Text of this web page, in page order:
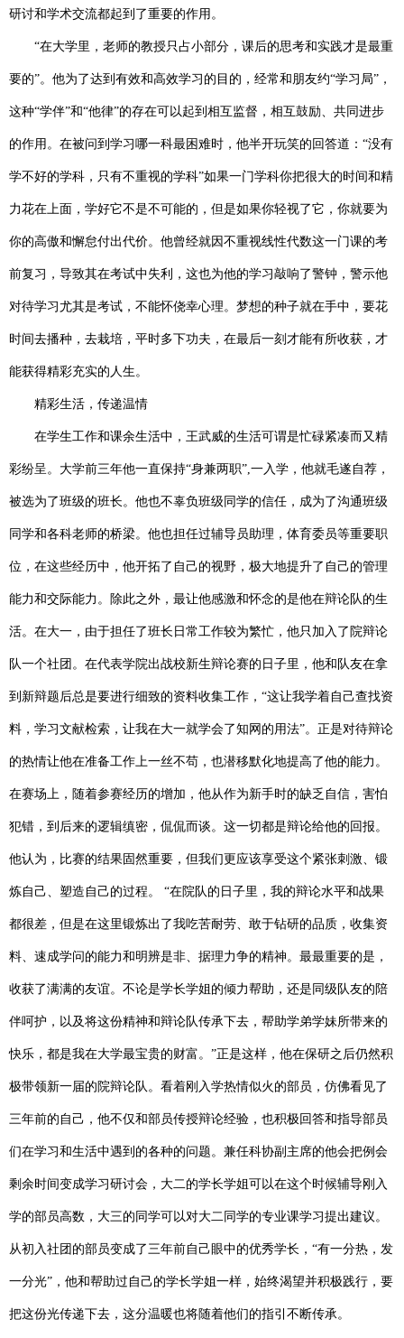
研讨和学术交流都起到了重要的作用。
“在大学里，老师的教授只占小部分，课后的思考和实践才是最重
要的”。他为了达到有效和高效学习的目的，经常和朋友约“学习局”，
这种“学伴”和“他律”的存在可以起到相互监督，相互鼓励、共同进步
的作用。在被问到学习哪一科最困难时，他半开玩笑的回答道：“没有
学不好的学科，只有不重视的学科”如果一门学科你把很大的时间和精
力花在上面，学好它不是不可能的，但是如果你轻视了它，你就要为
你的高傲和懈怠付出代价。他曾经就因不重视线性代数这一门课的考
前复习，导致其在考试中失利，这也为他的学习敲响了警钟，警示他
对待学习尤其是考试，不能怀侥幸心理。梦想的种子就在手中，要花
时间去播种，去栽培，平时多下功夫，在最后一刻才能有所收获，才
能获得精彩充实的人生。
精彩生活，传递温情
在学生工作和课余生活中，王武威的生活可谓是忙碌紧凑而又精
彩纷呈。大学前三年他一直保持“身兼两职”,一入学，他就毛遂自荐，
被选为了班级的班长。他也不辜负班级同学的信任，成为了沟通班级
同学和各科老师的桥梁。他也担任过辅导员助理，体育委员等重要职
位，在这些经历中，他开拓了自己的视野，极大地提升了自己的管理
能力和交际能力。除此之外，最让他感激和怀念的是他在辩论队的生
活。在大一，由于担任了班长日常工作较为繁忙，他只加入了院辩论
队一个社团。在代表学院出战校新生辩论赛的日子里，他和队友在拿
到新辩题后总是要进行细致的资料收集工作，“这让我学着自己查找资
料，学习文献检索，让我在大一就学会了知网的用法”。正是对待辩论
的热情让他在准备工作上一丝不苟，也潜移默化地提高了他的能力。
在赛场上，随着参赛经历的增加，他从作为新手时的缺乏自信，害怕
犯错，到后来的逻辑缜密，侃侃而谈。这一切都是辩论给他的回报。
他认为，比赛的结果固然重要，但我们更应该享受这个紧张刺激、锻
炼自己、塑造自己的过程。 “在院队的日子里，我的辩论水平和战果
都很差，但是在这里锻炼出了我吃苦耐劳、敢于钻研的品质，收集资
料、速成学问的能力和明辨是非、据理力争的精神。最最重要的是，
收获了满满的友谊。不论是学长学姐的倾力帮助，还是同级队友的陪
伴呵护，以及将这份精神和辩论队传承下去，帮助学弟学妹所带来的
快乐，都是我在大学最宝贵的财富。”正是这样，他在保研之后仍然积
极带领新一届的院辩论队。看着刚入学热情似火的部员，仿佛看见了
三年前的自己，他不仅和部员传授辩论经验，也积极回答和指导部员
们在学习和生活中遇到的各种的问题。兼任科协副主席的他会把例会
剩余时间变成学习研讨会，大二的学长学姐可以在这个时候辅导刚入
学的部员高数，大三的同学可以对大二同学的专业课学习提出建议。
从初入社团的部员变成了三年前自己眼中的优秀学长， “有一分热，发
一分光”， 他和帮助过自己的学长学姐一样，始终渴望并积极践行， 要
把这份光传递下去， 这分温暖也将随着他们的指引不断传承。